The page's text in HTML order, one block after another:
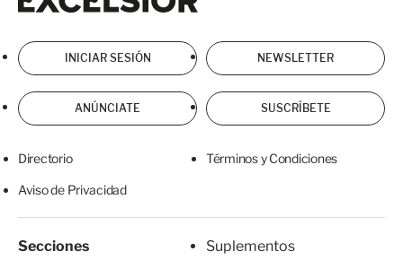
INICIAR SESIÓN NEWSLETTER
ANÚNCIATE SUSCRÍBETE
Directorio Términos y Condiciones
Aviso de Privacidad
Secciones
Suplementos